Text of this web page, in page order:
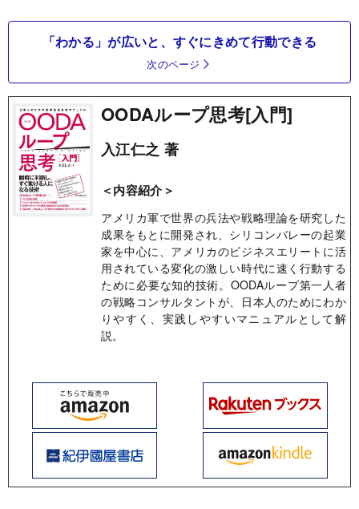
「わかる」が広いと、すぐにきめて行動できる
次のページ
OODAループ思考[入門]
入江仁之 著
＜内容紹介＞
アメリカ軍で世界の兵法や戦略理論を研究した
成果をもとに開発され、シリコンバレーの起業
家を中心に、アメリカのビジネスエリートに活
用されている変化の激しい時代に速く行動する
ために必要な知的技術。OODAループ第一人者
の戦略コンサルタントが、日本人のためにわか
りやすく、実践しやすいマニュアルとして解
説。